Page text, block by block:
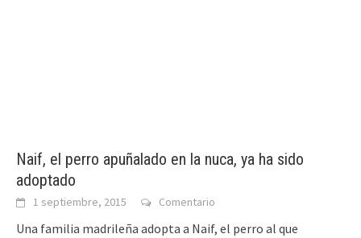
Naif, el perro apuñalado en la nuca, ya ha sido
adoptado
1 septiembre, 2015 Comentario
Una familia madrileña adopta a Naif, el perro al que